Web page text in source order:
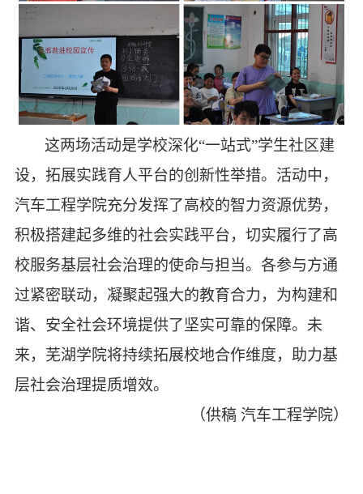
这两场活动是学校深化“一站式”学生社区建
设，拓展实践育人平台的创新性举措。活动中，
汽车工程学院充分发挥了高校的智力资源优势，
积极搭建起多维的社会实践平台，切实履行了高
校服务基层社会治理的使命与担当。各参与方通
过紧密联动，凝聚起强大的教育合力，为构建和
谐、安全社会环境提供了坚实可靠的保障。未
来，芜湖学院将持续拓展校地合作维度，助力基
层社会治理提质增效。
（供稿 汽车工程学院）